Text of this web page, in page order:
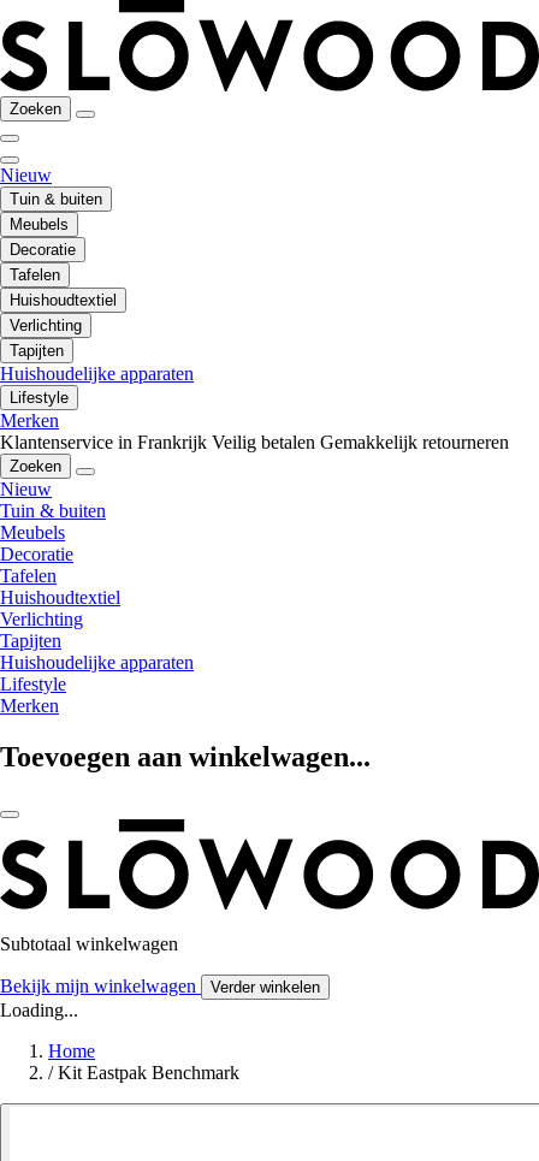
Zoeken
Nieuw
Tuin & buiten
Meubels
Decoratie
Tafelen
Huishoudtextiel
Verlichting
Tapijten
Huishoudelijke apparaten
Lifestyle
Merken
Klantenservice in Frankrijk Veilig betalen Gemakkelijk retourneren
Zoeken
Nieuw
Tuin & buiten
Meubels
Decoratie
Tafelen
Huishoudtextiel
Verlichting
Tapijten
Huishoudelijke apparaten
Lifestyle
Merken
Toevoegen aan winkelwagen...
Subtotaal winkelwagen
Bekijk mijn winkelwagen Verder winkelen
Loading...
Home
/ Kit Eastpak Benchmark